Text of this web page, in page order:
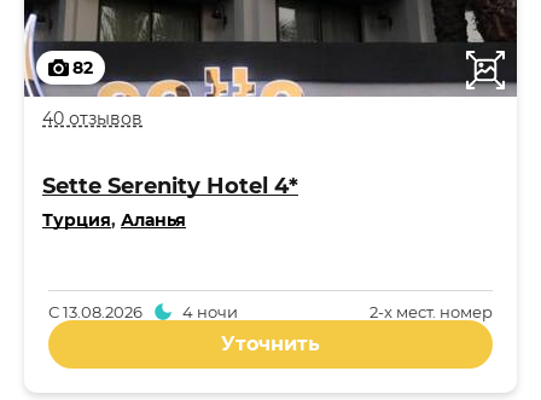
82
40 отзывов
Sette Serenity Hotel 4*
Турция, Аланья
2-x мест. номер
С13.08.2026 4 ночи
Уточнить